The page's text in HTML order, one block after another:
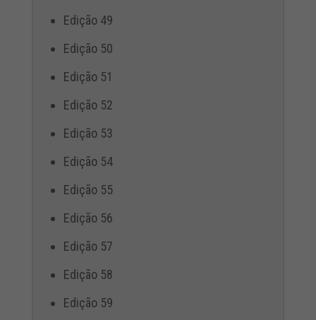
Edição 49
Edição 50
Edição 51
Edição 52
Edição 53
Edição 54
Edição 55
Edição 56
Edição 57
Edição 58
Edição 59